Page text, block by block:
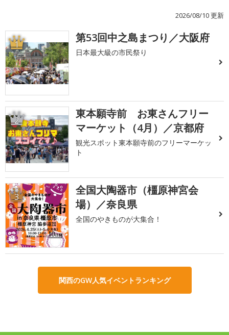
2026/08/10 更新
1 第53回中之島まつり／大阪府
日本最大級の市民祭り
2
東本願寺前 お東さんフリー
マーケット（4月）／京都府
観光スポット東本願寺前のフリーマーケッ
ト
3
全国大陶器市（橿原神宮会
場）／奈良県
全国のやきものが大集合！
関西のGW人気イベントランキング